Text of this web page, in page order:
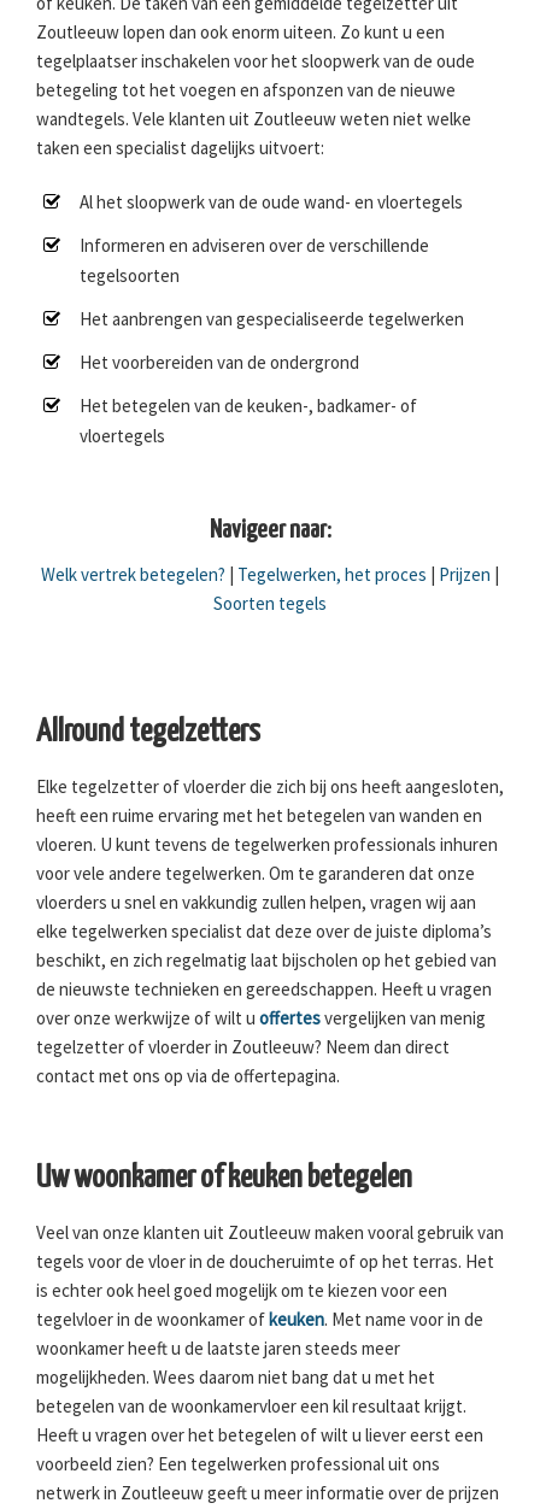
Zoutleeuw lopen dan ook enorm uiteen. Zo kunt u een
tegelplaatser inschakelen voor het sloopwerk van de oude
betegeling tot het voegen en afsponzen van de nieuwe
wandtegels. Vele klanten uit Zoutleeuw weten niet welke
taken een specialist dagelijks uitvoert:
Al het sloopwerk van de oude wand- en vloertegels
Informeren en adviseren over de verschillende
tegelsoorten
Het aanbrengen van gespecialiseerde tegelwerken
Het voorbereiden van de ondergrond
Het betegelen van de keuken-, badkamer- of
vloertegels
Navigeer naar:
Welk vertrek betegelen? Tegelwerken, het proces Prijzen
Soorten tegels
Allround tegelzetters
Elke tegelzetter of vloerder die zich bij ons heeft aangesloten,
heeft een ruime ervaring met het betegelen van wanden en
vloeren. U kunt tevens de tegelwerken professionals inhuren
voor vele andere tegelwerken. Om te garanderen dat onze
vloerders u snel en vakkundig zullen helpen, vragen wij aan
elke tegelwerken specialist dat deze over de juiste diploma’s
beschikt, en zich regelmatig laat bijscholen op het gebied van
de nieuwste technieken en gereedschappen. Heeft u vragen
over onze werkwijze of wilt u offertesvergelijken van menig
tegelzetter of vloerder in Zoutleeuw? Neem dan direct
contact met ons op via de offertepagina.
Uw woonkamer of keuken betegelen
Veel van onze klanten uit Zoutleeuw maken vooral gebruik van
tegels voor de vloer in de doucheruimte of op het terras. Het
is echter ook heel goed mogelijk om te kiezen voor een
tegelvloer in de woonkamer of keuken. Met name voor in de
woonkamer heeft u de laatste jaren steeds meer
mogelijkheden. Wees daarom niet bang dat u met het
betegelen van de woonkamervloer een kil resultaat krijgt.
Heeft u vragen over het betegelen of wilt u liever eerst een
voorbeeld zien? Een tegelwerken professional uit ons
netwerk in Zoutleeuw geeft u meer informatie over de prijzen